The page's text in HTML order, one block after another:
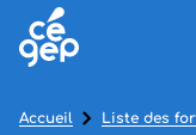
Accueil Liste des